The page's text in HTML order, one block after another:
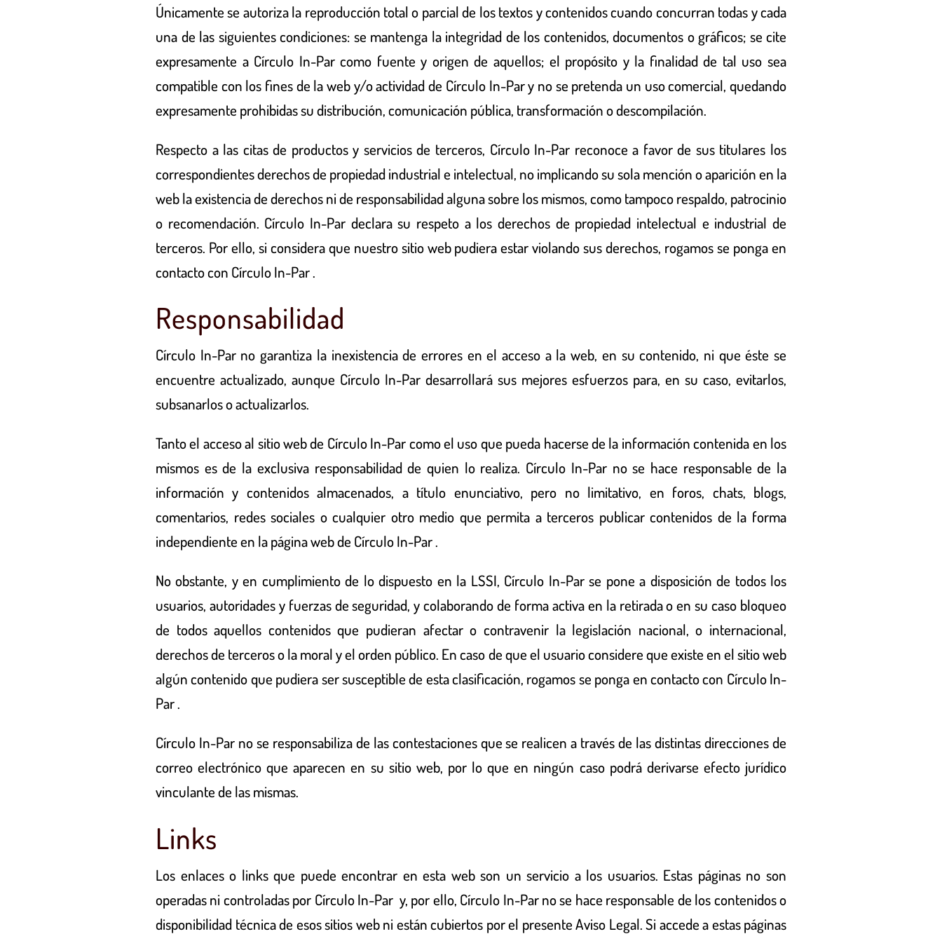
Únicamente se autoriza la reproducción total o parcial de los textos y contenidos cuando concurran todas y cada
una de las siguientes condiciones: se mantenga la integridad de los contenidos, documentos o gráficos; se cite
expresamente a Círculo In-Par como fuente y origen de aquellos; el propósito y la finalidad de tal uso sea
compatible con los fines de la web y/o actividad de Círculo In-Pary no se pretenda un uso comercial, quedando
expresamente prohibidas su distribución, comunicación pública, transformación o descompilación.
Respecto a las citas de productos y servicios de terceros, Círculo In-Par reconoce a favor de sus titulares los
correspondientes derechos de propiedad industrial e intelectual, no implicando su sola mención o aparición en la
web la existencia de derechos ni de responsabilidad alguna sobre los mismos, como tampoco respaldo, patrocinio
o recomendación. Círculo In-Par declara su respeto a los derechos de propiedad intelectual e industrial de
terceros. Por ello, si considera que nuestro sitio web pudiera estar violando sus derechos, rogamos se ponga en
contacto con Círculo In-Par.
Responsabilidad
Círculo In-Par no garantiza la inexistencia de errores en el acceso a la web, en su contenido, ni que éste se
encuentre actualizado, aunque Círculo In-Par desarrollará sus mejores esfuerzos para, en su caso, evitarlos,
subsanarlos o actualizarlos.
Tanto el acceso al sitio web de Círculo In-Parcomo el uso que pueda hacerse de la información contenida en los
mismos es de la exclusiva responsabilidad de quien lo realiza. Círculo In-Par no se hace responsable de la
información y contenidos almacenados, a título enunciativo, pero no limitativo, en foros, chats, blogs,
comentarios, redes sociales o cualquier otro medio que permita a terceros publicar contenidos de la forma
independiente en la página web de Círculo In-Par.
No obstante, y en cumplimiento de lo dispuesto en la LSSI, Círculo In-Par se pone a disposición de todos los
usuarios, autoridades y fuerzas de seguridad, y colaborando de forma activa en la retirada o en su caso bloqueo
de todos aquellos contenidos que pudieran afectar o contravenir la legislación nacional, o internacional,
derechos de terceros o la moral y el orden público. En caso de que el usuario considere que existe en el sitio web
algún contenido que pudiera ser susceptible de esta clasificación, rogamos se ponga en contacto con Círculo In-
Par.
Círculo In-Par no se responsabiliza de las contestaciones que se realicen a través de las distintas direcciones de
correo electrónico que aparecen en su sitio web, por lo que en ningún caso podrá derivarse efecto jurídico
vinculante de las mismas.
Links
Los enlaces o links que puede encontrar en esta web son un servicio a los usuarios. Estas páginas no son
operadas ni controladas por Círculo In-Par y, por ello, Círculo In-Parno se hace responsable de los contenidos o
disponibilidad técnica de esos sitios web ni están cubiertos por el presente Aviso Legal. Si accede a estas páginas